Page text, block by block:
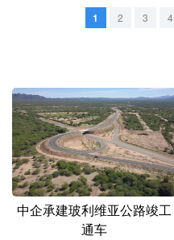
四川 贵州
陕西 甘肃
新疆 内蒙古
多语种频道
1 2 3 4
中企承建玻利维亚公路竣工
通车